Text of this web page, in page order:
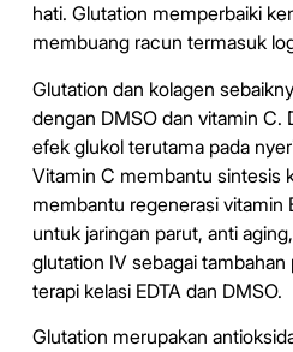
hati. Glutation memperbaiki
membuang racun termasuk
Glutation dan kolagen
dengan DMSO dan vitamin C.
efek glukol terutama pada
Vitamin C membantu sintesis
membantu regenerasi vitamin
untuk jaringan parut, anti
glutation IV sebagai
terapi kelasi EDTA dan DMSO.
Glutation merupakan